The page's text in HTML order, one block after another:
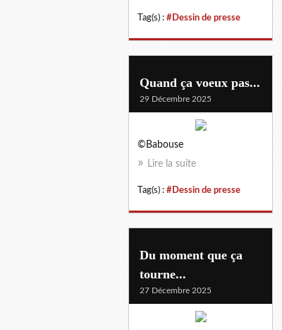
Tag(s) : #Dessin de presse
Quand ça voeux pas...
29 Décembre 2025
©Babouse
Lire la suite
Tag(s) : #Dessin de presse
Du moment que ça
tourne...
27 Décembre 2025